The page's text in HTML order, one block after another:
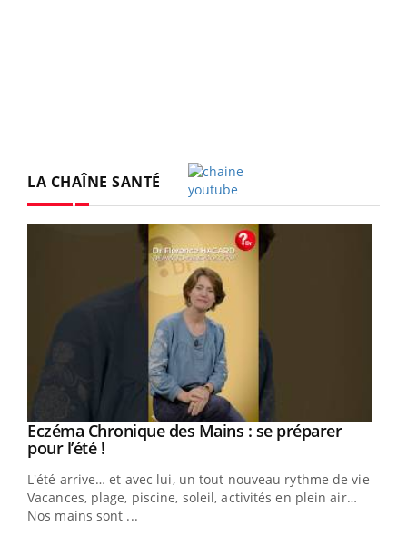
LA CHAÎNE SANTÉ
Youtube
Eczéma Chronique des Mains : se préparer
pour l’été !Youtube
L'été arrive… et avec lui, un tout nouveau rythme de vie !
Vacances, plage, piscine, soleil, activités en plein air…
Nos mains sont ...